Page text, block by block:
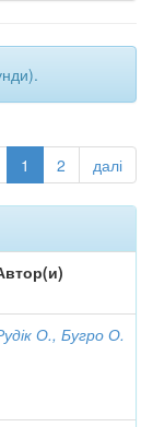
1 2 далі
О., Бугро О.